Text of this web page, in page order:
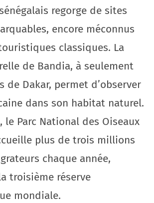
regorge de sites
encore méconnus
classiques. La
de Bandia, à seulement
de Dakar, permet d’observer
dans son habitat naturel.
le Parc National des Oiseaux
plus de trois millions
chaque année,
troisième réserve
mondiale.